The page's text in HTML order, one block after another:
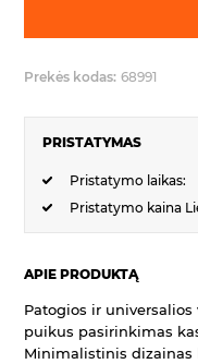
Prekės kodas: 68991
PRISTATYMAS
Pristatymo laikas:
Pristatymo kaina
APIE PRODUKTĄ
Patogios ir
puikus pasirinkimas
Minimalistinis dizainas